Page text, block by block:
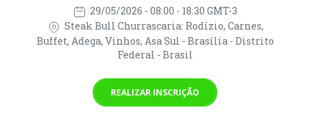
29/05/2026 - 08:00 - 18:30 GMT-3
Steak Bull Churrascaria: Rodízio, Carnes,
Buffet, Adega, Vinhos, Asa Sul - Brasília - Distrito
Federal - Brasil
REALIZAR INSCRIÇÃO